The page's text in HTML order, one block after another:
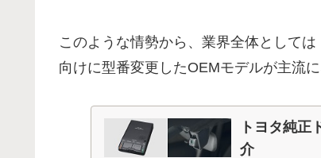
このような情勢から、業界全体として
向けに型番変更したOEMモデルが主流に
トヨタ純
介